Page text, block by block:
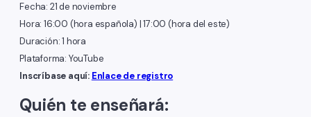
Fecha: 21 de noviembre
Hora: 16:00 (hora española) | 17:00 (hora del este)
Duración: 1 hora
Plataforma: YouTube
Inscríbase aquí: Enlace de registro
Quién te enseñará: